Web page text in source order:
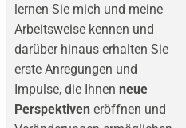
lernen Sie mich und meine
Arbeitsweise kennen und
darüber hinaus erhalten Sie
erste Anregungen und
Impulse, die Ihnen neue
Perspektiven eröffnen und